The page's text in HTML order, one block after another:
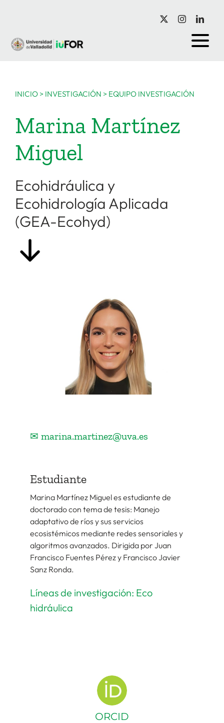
contenido
INICIO> INVESTIGACIÓN > EQUIPO INVESTIGACIÓN
Marina Martínez
Miguel
Ecohidráulica y
Ecohidrología Aplicada
(GEA-Ecohyd)
✉ marina.martinez@uva.es
Estudiante
Marina Martínez Miguel es estudiante de
doctorado con tema de tesis: Manejo
adaptativo de ríos y sus servicios
ecosistémicos mediante redes sensoriales y
algoritmos avanzados. Dirigida por Juan
Francisco Fuentes Pérez y Francisco Javier
Sanz Ronda.
Líneas de investigación: Eco
hidráulica
ORCID